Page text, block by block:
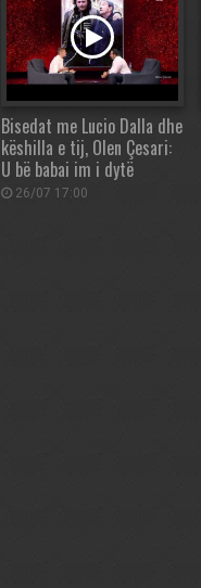
Bisedat me Lucio Dalla dhe
këshilla e tij, Olen Çesari:
U bë babai im i dytë
26/07 17:00